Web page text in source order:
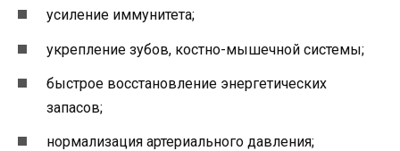
усиление иммунитета;
укрепление зубов, костно-мышечной системы;
быстрое восстановление энергетических
запасов;
нормализация артериального давления;